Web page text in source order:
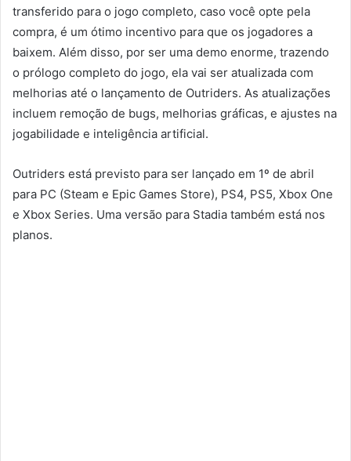
transferido para o jogo completo, caso você opte pela
compra, é um ótimo incentivo para que os jogadores a
baixem. Além disso, por ser uma demo enorme, trazendo
o prólogo completo do jogo, ela vai ser atualizada com
melhorias até o lançamento de Outriders. As atualizações
incluem remoção de bugs, melhorias gráficas, e ajustes na
jogabilidade e inteligência artificial.
Outriders está previsto para ser lançado em 1º de abril
para PC (Steam e Epic Games Store), PS4, PS5, Xbox One
e Xbox Series. Uma versão para Stadia também está nos
planos.